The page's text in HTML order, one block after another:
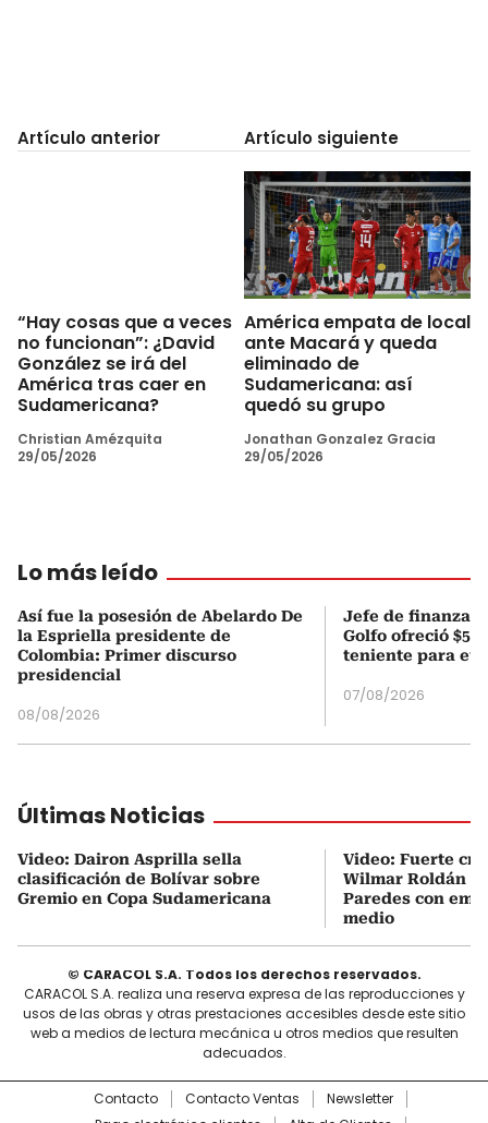
Artículo anterior
“Hay cosas que a veces
no funcionan”: ¿David
González se irá del
América tras caer en
Sudamericana?
Christian Amézquita
29/05/2026
Artículo siguiente
América empata de local
ante Macará y queda
eliminado de
Sudamericana: así
quedó su grupo
Jonathan Gonzalez Gracia
29/05/2026
Lo más leído
Así fue la posesión de Abelardo De
la Espriella presidente de
Colombia: Primer discurso
presidencial
08/08/2026
Jefe de finanzas
Golfo ofreció
teniente para
07/08/2026
Últimas Noticias
Video: Dairon Asprilla sella
clasificación de Bolívar sobre
Gremio en Copa Sudamericana
Video: Fuerte
Wilmar Roldán y
Paredes con
medio
© CARACOL S.A. Todos los derechos reservados.
CARACOL S.A. realiza una reserva expresa de las reproducciones y
usos de las obras y otras prestaciones accesibles desde este sitio
web a medios de lectura mecánica u otros medios que resulten
adecuados.
Contacto Contacto Ventas
Newsletter